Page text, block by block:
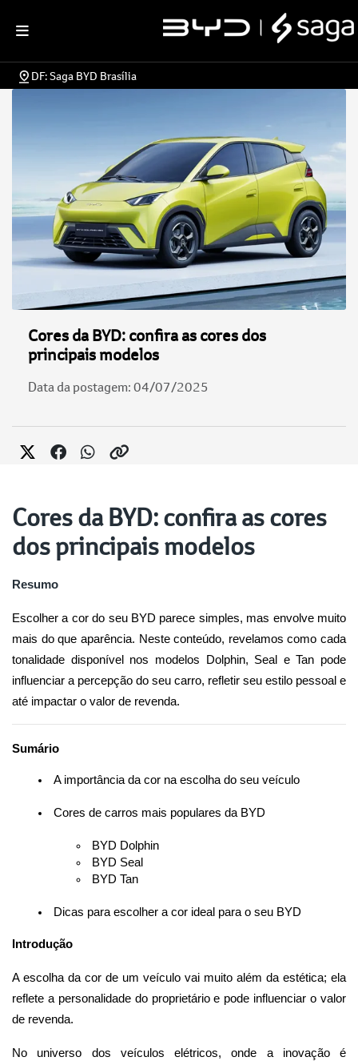
DF: Saga BYD Brasília
Cores da BYD: confira as cores dos
principais modelos
Data da postagem: 04/07/2025
Cores da BYD: confira as cores
dos principais modelos
Resumo
Escolher a cor do seu BYD parece simples, mas envolve muito
mais do que aparência. Neste conteúdo, revelamos como cada
tonalidade disponível nos modelos Dolphin, Seal e Tan pode
influenciar a percepção do seu carro, refletir seu estilo pessoal e
até impactar o valor de revenda.
Sumário
A importância da cor na escolha do seu veículo
Cores de carros mais populares da BYD
BYD Dolphin
BYD Seal
BYD Tan
Dicas para escolher a cor ideal para o seu BYD
Introdução
A escolha da cor de um veículo vai muito além da estética; ela
reflete a personalidade do proprietário e pode influenciar o valor
de revenda.
No universo dos veículos elétricos, onde a inovação é